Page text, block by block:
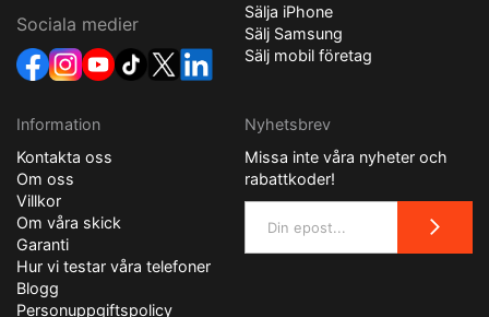
Sociala medier
Sälja iPhone
Sälj Samsung
Sälj mobil företag
Information
Kontakta oss
Om oss
Villkor
Om våra skick
Garanti
Hur vi testar våra telefoner
Blogg
Personuppgiftspolicy
Nyhetsbrev
Missa inte våra nyheter och
rabattkoder!